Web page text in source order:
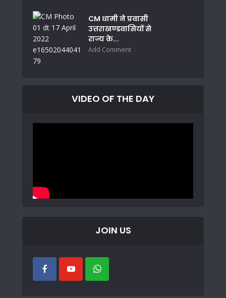
CM धामी ने प्रवासी
उत्तराखण्डवासियों से
राज्य के...
Add Comment
VIDEO OF THE DAY
JOIN US